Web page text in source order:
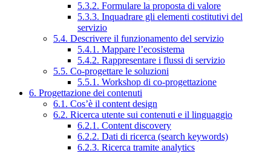
5.3.2. Formulare la proposta di valore
5.3.3. Inquadrare gli elementi costitutivi del
servizio
5.4. Descrivere il funzionamento del servizio
5.4.1. Mappare l’ecosistema
5.4.2. Rappresentare i flussi di servizio
5.5. Co-progettare le soluzioni
5.5.1. Workshop di co-progettazione
6. Progettazione dei contenuti
6.1. Cos’è il content design
6.2. Ricerca utente sui contenuti e il linguaggio
6.2.1. Content discovery
6.2.2. Dati di ricerca (search keywords)
6.2.3. Ricerca tramite analytics